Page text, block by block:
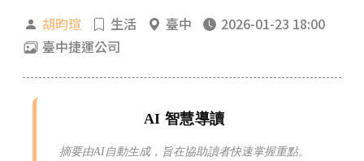
胡昀瑄 生活 臺中
2026-01-23 18:00
臺中捷運公司
AI 智慧導讀
摘要由AI自動生成，旨在協助讀者快速掌握重點。